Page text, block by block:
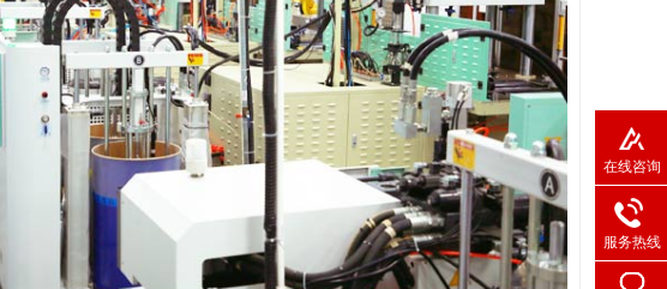
在线咨询
服务热线